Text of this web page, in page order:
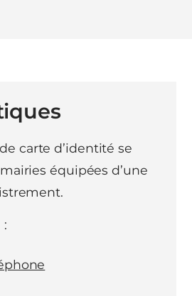
carte d’identité se
équipées d’une
: